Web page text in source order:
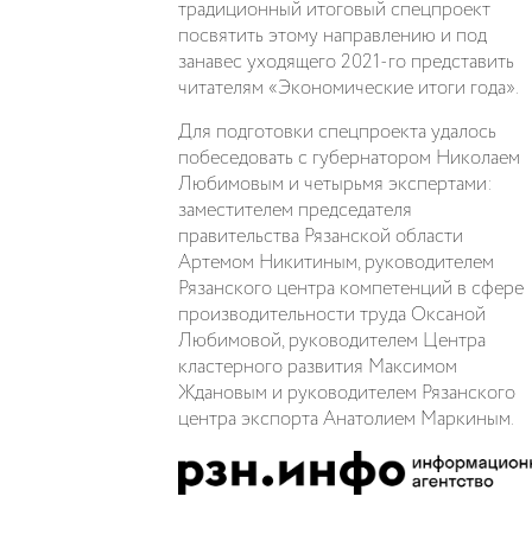
традиционный итоговый спецпроект
посвятить этому направлению и под
занавес уходящего 2021-го представить
читателям «Экономические итоги года».
Для подготовки спецпроекта удалось
побеседовать с губернатором Николаем
Любимовым и четырьмя экспертами:
заместителем председателя
правительства Рязанской области
Артемом Никитиным, руководителем
Рязанского центра компетенций в сфере
производительности труда Оксаной
Любимовой, руководителем Центра
кластерного развития Максимом
Ждановым и руководителем Рязанского
центра экспорта Анатолием Маркиным.